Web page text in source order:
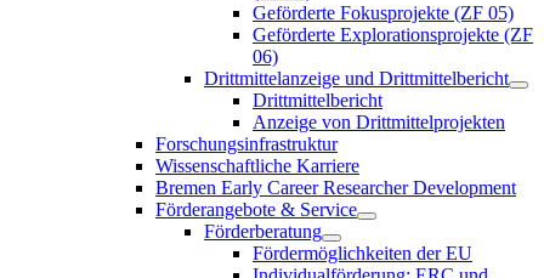
Geförderte Fokusprojekte (ZF 05)
Geförderte Explorationsprojekte (ZF
06)
Drittmittelanzeige und Drittmittelbericht
Drittmittelbericht
Anzeige von Drittmittelprojekten
Forschungsinfrastruktur
Wissenschaftliche Karriere
Bremen Early Career Researcher Development
Förderangebote & Service
Förderberatung
Fördermöglichkeiten der EU